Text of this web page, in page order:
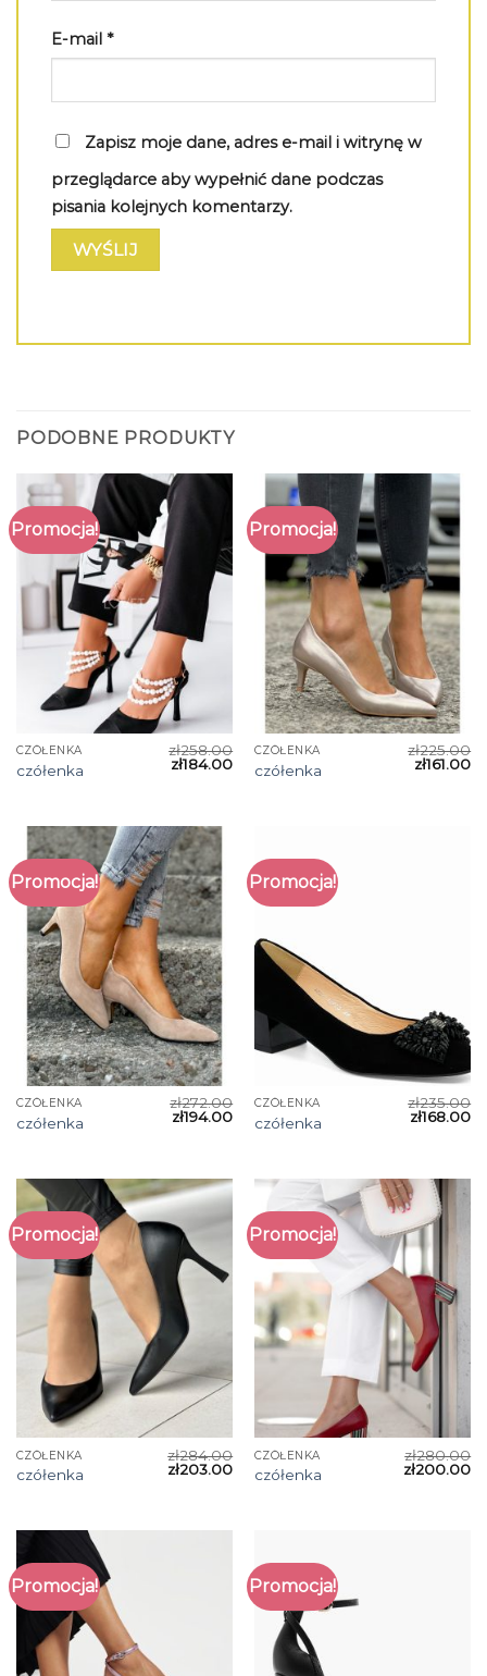
E-mail *
Zapisz moje dane, adres e-mail i witrynę w
przeglądarce aby wypełnić dane podczas
pisania kolejnych komentarzy.
PODOBNE PRODUKTY
Promocja!
CZÓŁENKA
czółenka
zł258.00
zł184.00
Promocja!
CZÓŁENKA
czółenka
zł225.00
zł161.00
Promocja!
CZÓŁENKA
czółenka
zł272.00
zł194.00
Promocja!
CZÓŁENKA
czółenka
zł235.00
zł168.00
Promocja!
CZÓŁENKA
czółenka
zł284.00
zł203.00
Promocja!
CZÓŁENKA
czółenka
zł280.00
zł200.00
Promocja! Promocja!